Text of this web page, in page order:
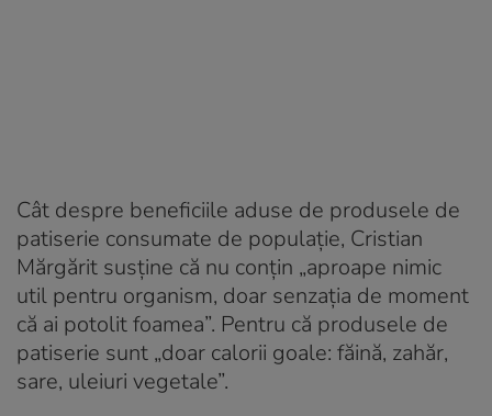
Cât despre beneficiile aduse de produsele de
patiserie consumate de populație, Cristian
Mărgărit susține că nu conțin „aproape nimic
util pentru organism, doar senzația de moment
că ai potolit foamea”. Pentru că produsele de
patiserie sunt „doar calorii goale: făină, zahăr,
sare, uleiuri vegetale”.